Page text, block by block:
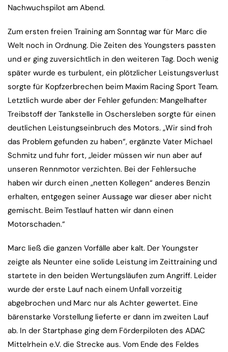
Nachwuchspilot am Abend.
Zum ersten freien Training am Sonntag war für Marc die
Welt noch in Ordnung. Die Zeiten des Youngsters passten
und er ging zuversichtlich in den weiteren Tag. Doch wenig
später wurde es turbulent, ein plötzlicher Leistungsverlust
sorgte für Kopfzerbrechen beim Maxim Racing Sport Team.
Letztlich wurde aber der Fehler gefunden: Mangelhafter
Treibstoff der Tankstelle in Oschersleben sorgte für einen
deutlichen Leistungseinbruch des Motors. „Wir sind froh
das Problem gefunden zu haben“, ergänzte Vater Michael
Schmitz und fuhr fort, „leider müssen wir nun aber auf
unseren Rennmotor verzichten. Bei der Fehlersuche
haben wir durch einen „netten Kollegen“ anderes Benzin
erhalten, entgegen seiner Aussage war dieser aber nicht
gemischt. Beim Testlauf hatten wir dann einen
Motorschaden.“
Marc ließ die ganzen Vorfälle aber kalt. Der Youngster
zeigte als Neunter eine solide Leistung im Zeittraining und
startete in den beiden Wertungsläufen zum Angriff. Leider
wurde der erste Lauf nach einem Unfall vorzeitig
abgebrochen und Marc nur als Achter gewertet. Eine
bärenstarke Vorstellung lieferte er dann im zweiten Lauf
ab. In der Startphase ging dem Förderpiloten des ADAC
Mittelrhein e.V. die Strecke aus. Vom Ende des Feldes